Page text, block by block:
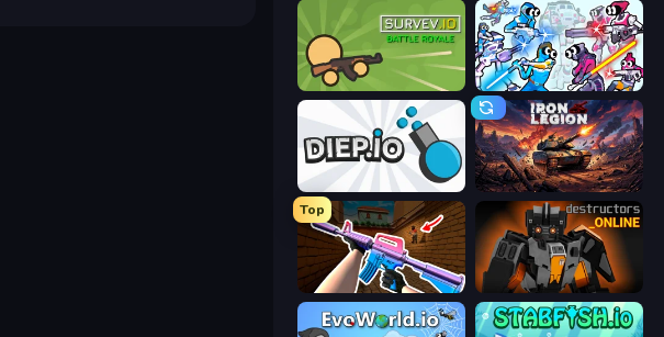
Survev.io Space Wars Battleground
Diep.io Iron Legion
Top
KS Z Destructors Online